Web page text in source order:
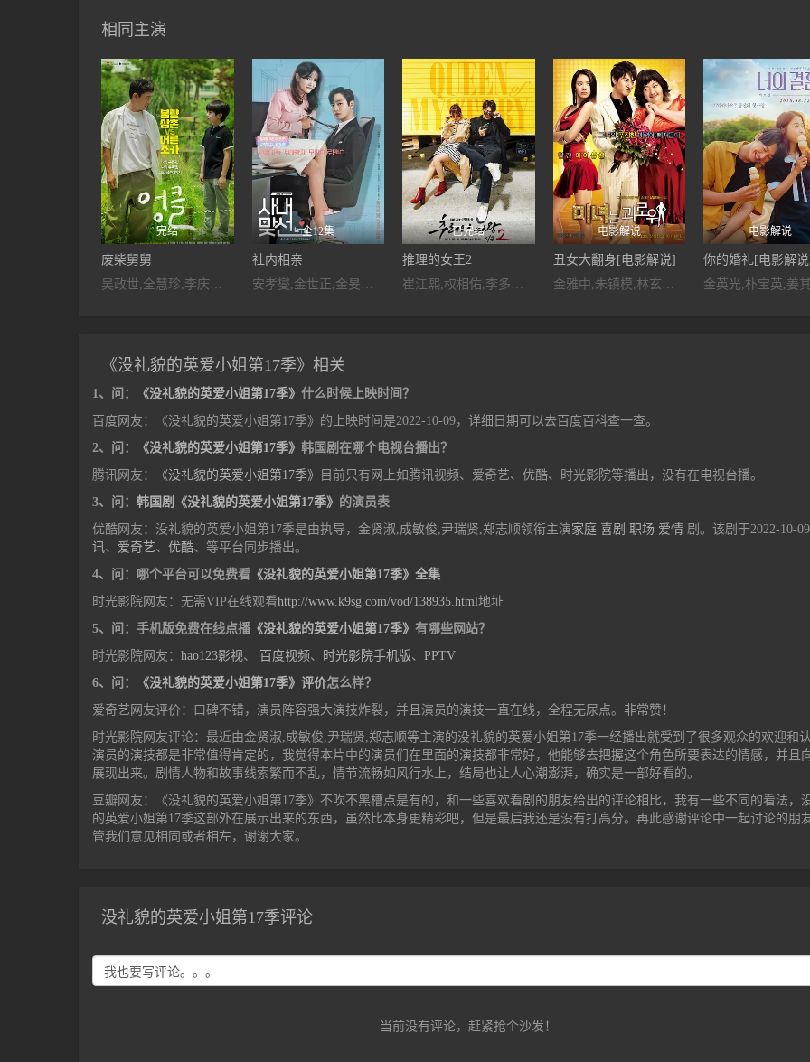
相同主演
完结
废柴舅舅
吴政世,全慧珍,李庆勋,朴善英,李相禹,李时媛,崔奎莉,高景民,尹海彬,黄雨瑟惠,金夏妍,郑秀英,朴示琓,宋雅景,李娜恩,宋玉淑,尹熙锡,裴格林,安锡焕,张姬领,崔承允,金玟澈,金南珍,金承旭,张珠妍,郑志顺,金基茂,金泰乡,崔秀英,郑秀彬
全12集
社内相亲
安孝燮,金世正,金旻奎,薛仁雅,李德华,崔秉灿,郑英珠,金光奎,宋元锡,裴优熙,金贤淑,林基雄,尹相贞,徐惠媛,李基英
已完结
推理的女王2
崔江熙,权相佑,李多熙,朴炳垠,金贤淑,金元海,吴珉锡,金钟秀,金民尚,闵成旭,洪基俊,权珉娥,金太祐,朴智一,张宥相,金钟贤,张光,全秀景,金炯民,宋英才,尹宗仁,郑仁基,董允锡,金祉垠,李龙女,朴俊琴,安吉江,安世河,李豪宰,高真秀,车明旭,李智愛,朴民洙,金俊元,金周灵,严彩英,朴庸,金益泰,张仁燮,洪秀贤,申承勇,金亨奎,李文秀,赵宇丽,河会正,金振烨,金兰熙,车璌河,裴浩根,张仁浩,姜律,李文贞,林世柱,Sang-mi,Cha,河允庆,金在一,林哲,朴珪瑛,洪成德,黄英熙,白承哲,宋智浩,权赫贤
电影解说
丑女大翻身[电影解说]
金雅中,朱镇模,林玄植,金贤淑,李汉威,朴努植,金勇健,成东日,徐润,郑允
电影解说
你的婚礼[电影解
《没礼貌的英爱小姐第17季》相关
1、问： 《没礼貌的英爱小姐第17季》 什么时候上映时间？
百度网友：《没礼貌的英爱小姐第17季》的上映时间是2022-10-09，详细日期可以去百度百科查一查。
2、问：
《没礼貌的英爱小姐第17季》 韩国剧在哪个电视台播出？
腾讯网友：
《没礼貌的英爱小姐第17季》
目前只有网上如腾讯视频、爱奇艺、优酷、时光影院等播出，没有在电视台播。
3、问： 韩国剧《没礼貌的英爱小姐第17季》 的演员表
优酷网友：没礼貌的英爱小姐第17季是由执导，金贤淑,成敏俊,尹瑞贤,郑志顺领衔主演家庭 喜剧 职场 爱情 剧。该剧于2022-10-
讯、 爱奇艺、 优酷、等平台同步播出。
4、问：哪个平台可以免费看 《没礼貌的英爱小姐第17季》全集
时光影院网友：无需VIP在线观看http://www.k9sg.com/vod/138935.html地址
5、问：手机版免费在线点播 《没礼貌的英爱小姐第17季》 有哪些网站？
时光影院网友： hao123影视、 百度视频、 时光影院手机版、 PPTV
6、问：
《没礼貌的英爱小姐第17季》评价怎么样？
爱奇艺网友评价：口碑不错，演员阵容强大演技炸裂，并且演员的演技一直在线，全程无尿点。非常赞！
时光影院网友评论：最近由金贤淑,成敏俊,尹瑞贤,郑志顺等主演的没礼貌的英爱小姐第17季一经播出就受到了很多观众的欢迎和认
演员的演技都是非常值得肯定的，我觉得本片中的演员们在里面的演技都非常好，他能够去把握这个角色所要表达的情感，并且
展现出来。剧情人物和故事线索繁而不乱，情节流畅如风行水上，结局也让人心潮澎湃，确实是一部好看的。
豆瓣网友：《没礼貌的英爱小姐第17季》不吹不黑槽点是有的，和一些喜欢看剧的朋友给出的评论相比，我有一些不同的看法，
的英爱小姐第17季这部外在展示出来的东西，虽然比本身更精彩吧，但是最后我还是没有打高分。再此感谢评论中一起讨论的朋
管我们意见相同或者相左，谢谢大家。
没礼貌的英爱小姐第17季评论
当前没有评论，赶紧抢个沙发！